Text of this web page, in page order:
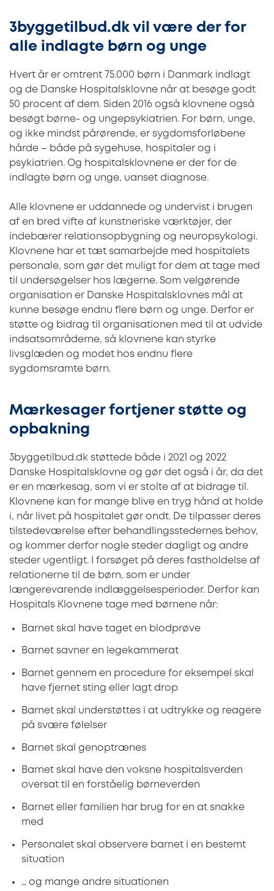
3byggetilbud.dk vil være der for
alle indlagte børn og unge
Hvert år er omtrent 75.000 børn i Danmark indlagt
og de Danske Hospitalsklovne når at besøge godt
50 procent af dem. Siden 2016 også klovnene også
besøgt børne- og ungepsykiatrien. For børn, unge,
og ikke mindst pårørende, er sygdomsforløbene
hårde – både på sygehuse, hospitaler og i
psykiatrien. Og hospitalsklovnene er der for de
indlagte børn og unge, uanset diagnose.
Alle klovnene er uddannede og undervist i brugen
af en bred vifte af kunstneriske værktøjer, der
indebærer relationsopbygning og neuropsykologi.
Klovnene har et tæt samarbejde med hospitalets
personale, som gør det muligt for dem at tage med
til undersøgelser hos lægerne. Som velgørende
organisation er Danske Hospitalsklovnes mål at
kunne besøge endnu flere børn og unge. Derfor er
støtte og bidrag til organisationen med til at udvide
indsatsområderne, så klovnene kan styrke
livsglæden og modet hos endnu flere
sygdomsramte børn.
Mærkesager fortjener støtte og
opbakning
3byggetilbud.dk støttede både i 2021 og 2022
Danske Hospitalsklovne og gør det også i år, da det
er en mærkesag, som vi er stolte af at bidrage til.
Klovnene kan for mange blive en tryg hånd at holde
i, når livet på hospitalet gør ondt. De tilpasser deres
tilstedeværelse efter behandlingsstedernes behov,
og kommer derfor nogle steder dagligt og andre
steder ugentligt. I forsøget på deres fastholdelse af
relationerne til de børn, som er under
længerevarende indlæggelsesperioder. Derfor kan
Hospitals Klovnene tage med børnene når:
Barnet skal have taget en blodprøve
Barnet savner en legekammerat
Barnet gennem en procedure for eksempel skal
have fjernet sting eller lagt drop
Barnet skal understøttes i at udtrykke og reagere
på svære følelser
Barnet skal genoptrænes
Barnet skal have den voksne hospitalsverden
oversat til en forståelig børneverden
Barnet eller familien har brug for en at snakke
med
Personalet skal observere barnet i en bestemt
situation
… og mange andre situationen